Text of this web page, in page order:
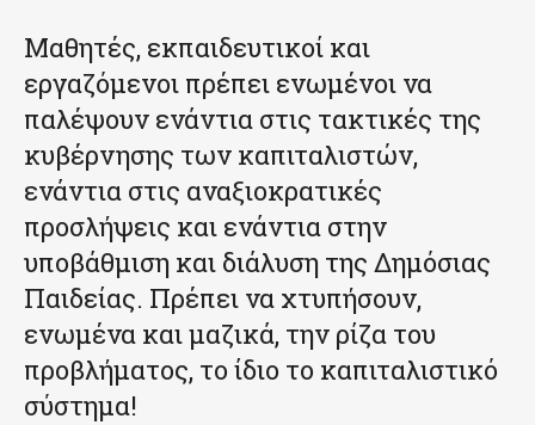
Μαθητές, εκπαιδευτικοί και
εργαζόμενοι πρέπει ενωμένοι να
παλέψουν ενάντια στις τακτικές της
κυβέρνησης των καπιταλιστών,
ενάντια στις αναξιοκρατικές
προσλήψεις και ενάντια στην
υποβάθμιση και διάλυση της Δημόσιας
Παιδείας. Πρέπει να χτυπήσουν,
ενωμένα και μαζικά, την ρίζα του
προβλήματος, το ίδιο το καπιταλιστικό
σύστημα!